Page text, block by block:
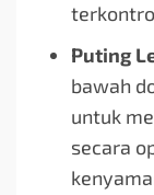
Puting
bawah
untuk
secara